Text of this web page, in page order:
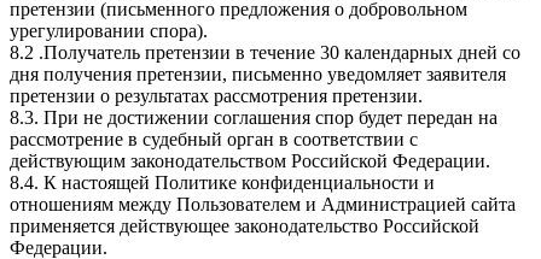
претензии (письменного предложения о добровольном
урегулировании спора).
8.2 .Получатель претензии в течение 30 календарных дней со
дня получения претензии, письменно уведомляет заявителя
претензии о результатах рассмотрения претензии.
8.3. При не достижении соглашения спор будет передан на
рассмотрение в судебный орган в соответствии с
действующим законодательством Российской Федерации.
8.4. К настоящей Политике конфиденциальности и
отношениям между Пользователем и Администрацией сайта
применяется действующее законодательство Российской
Федерации.